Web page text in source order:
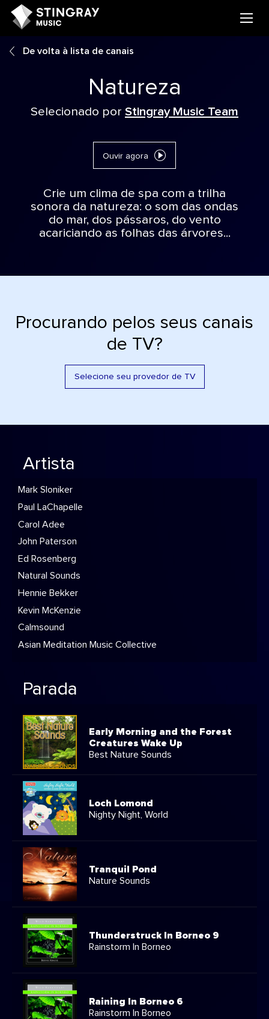
De volta à lista de canais
Natureza
Selecionado por Stingray Music Team
Ouvir agora
Crie um clima de spa com a trilha
sonora da natureza: o som das ondas
do mar, dos pássaros, do vento
acariciando as folhas das árvores...
Procurando pelos seus canais
de TV?
Selecione seu provedor de TV
Artista
Mark Sloniker
Paul LaChapelle
Carol Adee
John Paterson
Ed Rosenberg
Natural Sounds
Hennie Bekker
Kevin McKenzie
Calmsound
Asian Meditation Music Collective
Parada
Early Morning and the Forest
Creatures Wake Up
Best Nature Sounds
Loch Lomond
Nighty Night, World
Tranquil Pond
Nature Sounds
Thunderstruck In Borneo 9
Rainstorm In Borneo
Raining In Borneo 6
Rainstorm In Borneo